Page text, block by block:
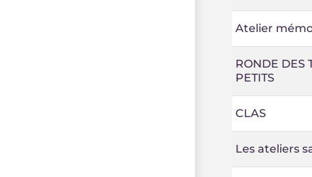
Atelier
RONDE DES
PETITS
CLAS
Les ateliers